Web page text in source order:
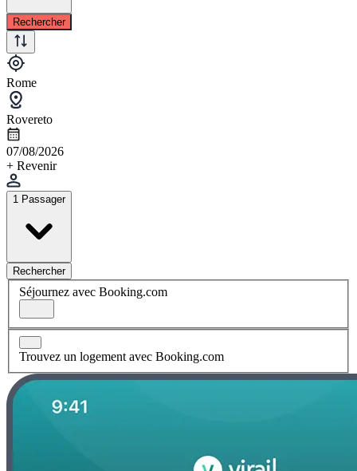
Rechercher
Rome
Rovereto
07/08/2026
+ Revenir
1 Passager
Rechercher
Séjournez avec Booking.com
Trouvez un logement avec Booking.com